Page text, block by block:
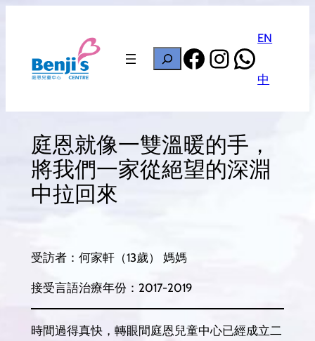
搜
尋
Facebook
Instagram
EN
中
庭恩就像一雙溫暖的手，
將我們一家從絕望的深淵
中拉回來
受訪者：何家軒（13歲） 媽媽
接受言語治療年份：2017-2019
時間過得真快，轉眼間庭恩兒童中心已經成立二